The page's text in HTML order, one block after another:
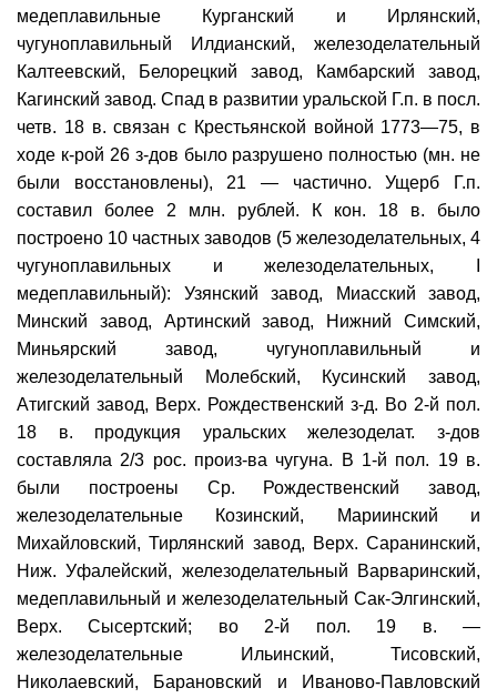
медеплавильные Курганский и Ирлянский,
чугуноплавильный Илдианский, железоделательный
Калтеевский, Белорецкий завод, Камбарский завод,
Кагинский завод. Спад в развитии уральской Г.п. в посл.
четв. 18 в. связан с Крестьянской войной 1773—75, в
ходе к-рой 26 з-дов было разрушено полностью (мн. не
были восстановлены), 21 — частично. Ущерб Г.п.
составил более 2 млн. рублей. К кон. 18 в. было
построено 10 частных заводов (5 железоделательных, 4
чугуноплавильных и железоделательных, I
медеплавильный): Узянский завод, Миасский завод,
Минский завод, Артинский завод, Нижний Симский,
Миньярский завод, чугуноплавильный и
железоделательный Молебский, Кусинский завод,
Атигский завод, Верх. Рождественский з-д. Во 2-й пол.
18 в. продукция уральских железоделат. з-дов
составляла 2/3 рос. произ-ва чугуна. В 1-й пол. 19 в.
были построены Ср. Рождественский завод,
железоделательные Козинский, Мариинский и
Михайловский, Тирлянский завод, Верх. Саранинский,
Ниж. Уфалейский, железоделательный Варваринский,
медеплавильный и железоделательный Сак-Элгинский,
Верх. Сысертский; во 2-й пол. 19 в. —
железоделательные Ильинский, Тисовский,
Николаевский, Барановский и Иваново-Павловский